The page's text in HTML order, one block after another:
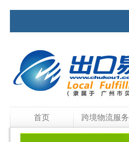
首页 跨境物流服务